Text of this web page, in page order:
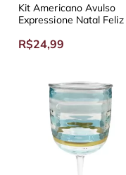
Kit Americano Avulso
Expressione Natal Feliz
R$24,99